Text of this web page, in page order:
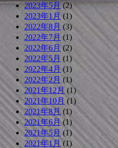
2023年5月(2)
2023年1月 (1)
2022年8月 (3)
2022年7月 (1)
2022年6月 (2)
2022年5月 (1)
2022年4月 (1)
2022年2月 (1)
2021年12月 (1)
2021年10月 (1)
2021年8月 (1)
2021年6月(1)
2021年5月 (1)
2021年1月(1)